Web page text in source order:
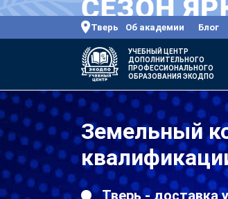
Тверь Об академии Блог
УЧЕБНЫЙ ЦЕНТР
ДОПОЛНИТЕЛЬНОГО
ПРОФЕССИОНАЛЬНОГО
ОБРАЗОВАНИЯ ЭКОДПО
Земельный
Тверь - доставка